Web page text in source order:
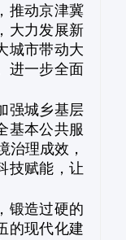
推动京津冀
大力发展新
城市带动大
进一步全面
强城乡基层
基本公共服
治理成效，
技赋能，让
锻造过硬的
的现代化建